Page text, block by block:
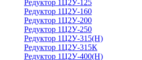
Редуктор 1Ц2У-125
Редуктор 1Ц2У-160
Редуктор 1Ц2У-200
Редуктор 1Ц2У-250
Редуктор 1Ц2У-315(Н)
Редуктор 1Ц2У-315К
Редуктор 1Ц2У-400(Н)